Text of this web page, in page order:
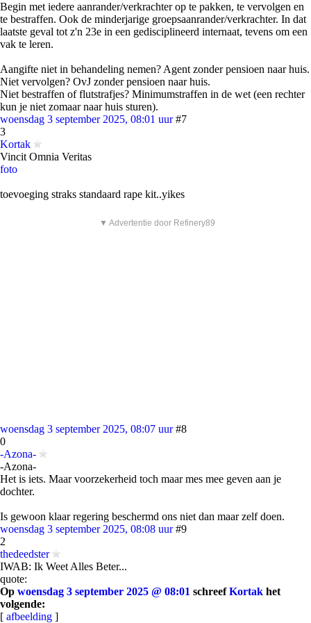
Begin met iedere aanrander/verkrachter op te pakken, te vervolgen en
te bestraffen. Ook de minderjarige groepsaanrander/verkrachter. In dat
laatste geval tot z'n 23e in een gedisciplineerd internaat, tevens om een
vak te leren.
Aangifte niet in behandeling nemen? Agent zonder pensioen naar huis.
Niet vervolgen? OvJ zonder pensioen naar huis.
Niet bestraffen of flutstrafjes? Minimumstraffen in de wet (een rechter
kun je niet zomaar naar huis sturen).
woensdag 3 september 2025, 08:01 uur #7
3
Kortak
Vincit Omnia Veritas
foto
toevoeging straks standaard rape kit..yikes
▼ Advertentie door Refinery89
woensdag 3 september 2025, 08:07 uur #8
0
-Azona-
-Azona-
Het is iets. Maar voorzekerheid toch maar mes mee geven aan je
dochter.
Is gewoon klaar regering beschermd ons niet dan maar zelf doen.
woensdag 3 september 2025, 08:08 uur #9
2
thedeedster
IWAB: Ik Weet Alles Beter...
quote:
Op woensdag 3 september 2025 @ 08:01 schreefKortak het
volgende:
[ afbeelding ]